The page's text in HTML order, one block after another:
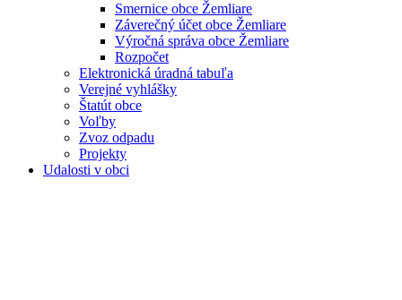
Smernice obce Žemliare
Záverečný účet obce Žemliare
Výročná správa obce Žemliare
Rozpočet
Elektronická úradná tabuľa
Verejné vyhlášky
Štatút obce
Voľby
Zvoz odpadu
Projekty
Udalosti v obci